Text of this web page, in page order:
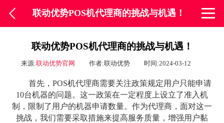
联动优势POS机代理商的挑战与机遇！
联动优势POS机代理商的挑战与机遇！
来源:联动优势官网 作者:联动优势 时间:2024-03-12
首先，POS机代理商需要关注政策规定用户只能申请
10台机器的问题。这一政策在一定程度上设立了准入机
制，限制了用户的机器申请数量。作为代理商，面对这一
挑战，我们需要采取措施来提高服务质量，增强用户黏